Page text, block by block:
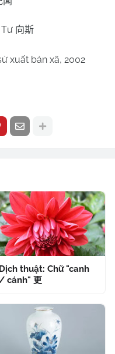
向斯
xuất bản xã, 2002
Dịch thuật: Chữ "canh
cánh" 更